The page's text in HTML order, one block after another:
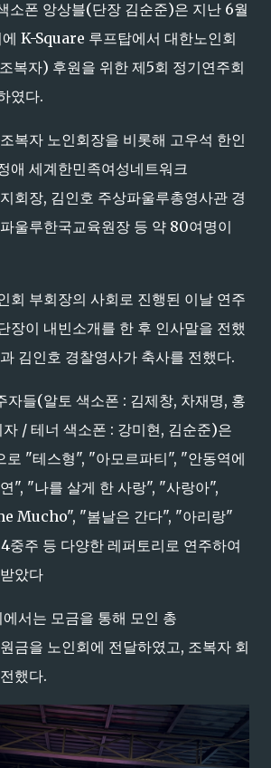
소폰 앙상블(단장 김순준)은 지난 6월
K-Square 루프탑에서 대한노인회
복자) 후원을 위한 제5회 정기연주회
였다.
복자 노인회장을 비롯해 고우석 한인
애 세계한민족여성네트워크
회장, 김인호 주상파울루총영사관 경
울루한국교육원장 등 약 80여명이
회 부회장의 사회로 진행된 이날 연주
장이 내빈소개를 한 후 인사말을 전했
김인호 경찰영사가 축사를 전했다.
자들(알토 색소폰 : 김제창, 차재명, 홍
/ 테너 색소폰 : 강미현, 김순준)은
로 "테스형", "아모르파티", "안동역에
", "나를 살게 한 사랑", "사랑아",
Mucho", "봄날은 간다", "아리랑"
중주 등 다양한 레퍼토리로 연주하여
았다
서는 모금을 통해 모인 총
금을 노인회에 전달하였고, 조복자 회
했다.